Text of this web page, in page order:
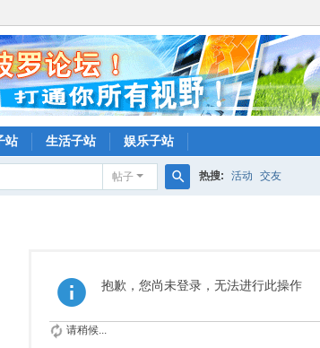
站 生活子站 娱乐子站
帖子 热搜: 活动 交友
抱歉，您尚未登录，无法进行此操作
请稍候...